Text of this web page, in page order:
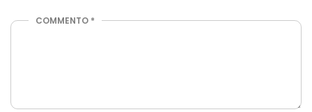
COMMENTO *